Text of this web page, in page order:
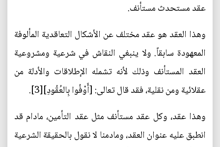
عقد مستحدث مستأنف.
وهذا العقد هو عقد مختلف عن الأشكال التعاقدية المألوفة
المعهودة سابقاً. ولا ينبغي النقاش في شرعية ومشروعية
العقد المستأنف وذلك لأنه تشمله الإطلاقات والأدلة من
عقلائية ومن نقلية، فقد قال تعالى: [أَوْفُوا بِالعُقُودِ][3].
وهذا عقد، وكل عقد مستأنف مثل عقد التأمين، مادام قد
انطبق عليه عنوان العقد، ومادمنا لا نقول بالحقيقة الشرعية